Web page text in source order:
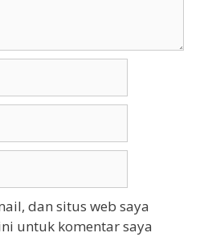
dan situs web saya
untuk komentar saya